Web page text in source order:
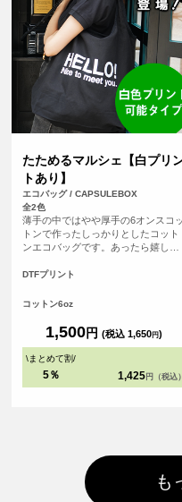
たためるマルシェ【白プリ
トあり】
エコバッグ / CAPSULEBOX
全2色
薄手の中ではやや厚手の6オンスコッ
トンで作ったしっかりとしたコット
ンエコバッグです。あったら嬉しい
ケットに入れればコンパクトにする
り、とてもしっかりとしたエコバッ
からフルカラープリントでオリジナ
ルエコバッグを作ることができま
す！（※弊社オリジナルバッグのた
DTFプリント
コットン6oz
1,500円 (税込 1,650円)
\まとめて割/
5％ 1,425 円（税込）
も